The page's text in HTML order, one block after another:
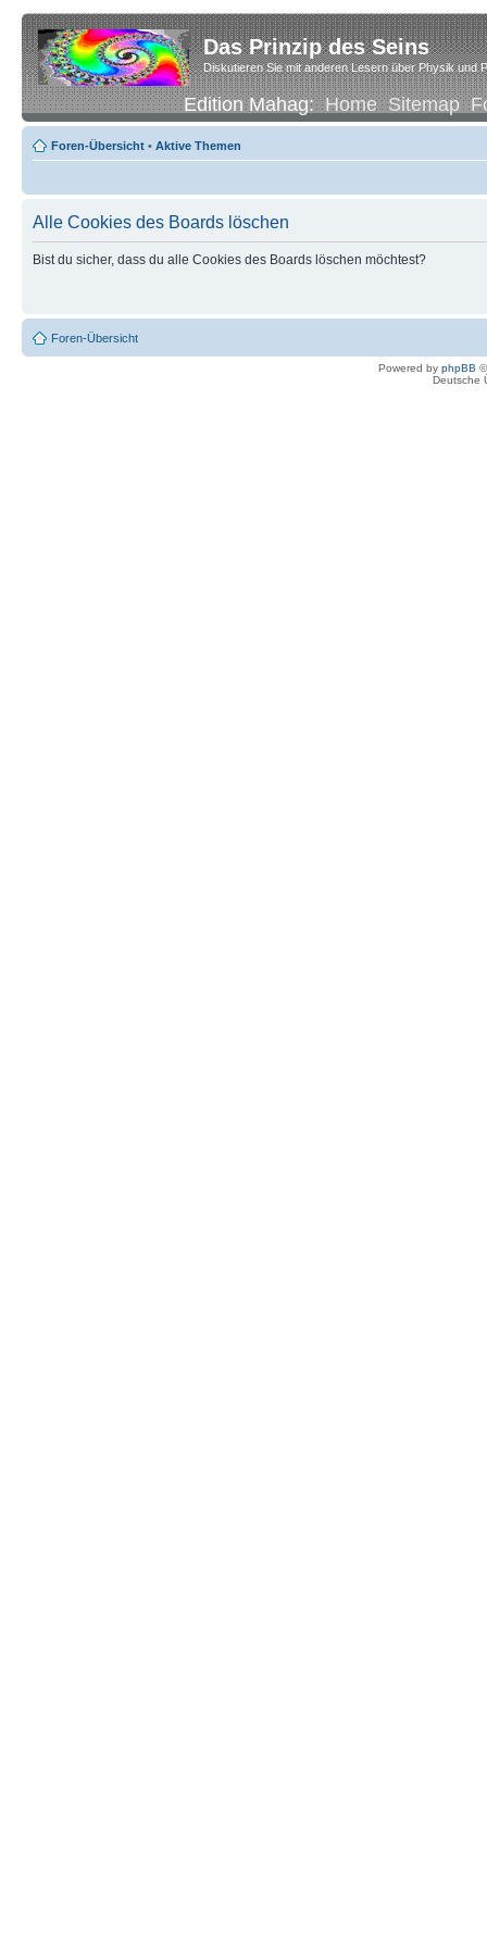
Das Prinzip des Seins
Diskutieren Sie mit anderen Lesern über Physik und
Edition Mahag:Home Sitemap
Foren-Übersicht • Aktive Themen
Alle Cookies des Boards löschen
Bist du sicher, dass du alle Cookies des Boards löschen möchtest?
Foren-Übersicht
Powered by phpBB
Deutsche